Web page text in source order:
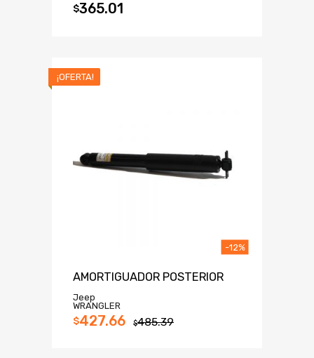
$365.01
¡OFERTA!
AMORTIGUADOR POSTERIOR
Jeep
WRANGLER
$485.39
$427.66
-12%